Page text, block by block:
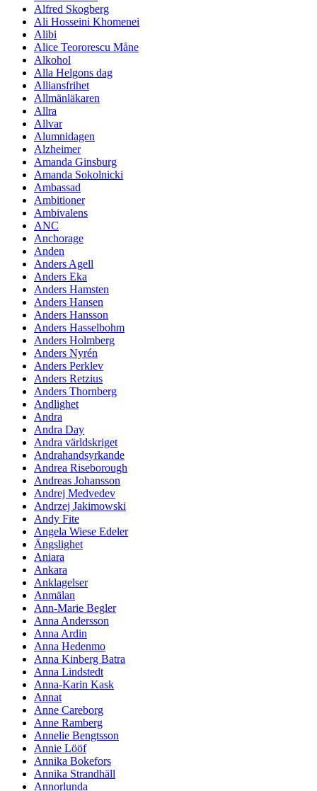
Alfred Skogberg
Ali Hosseini Khomenei
Alibi
Alice Teororescu Måne
Alkohol
Alla Helgons dag
Alliansfrihet
Allmänläkaren
Allra
Allvar
Alumnidagen
Alzheimer
Amanda Ginsburg
Amanda Sokolnicki
Ambassad
Ambitioner
Ambivalens
ANC
Anchorage
Anden
Anders Agell
Anders Eka
Anders Hamsten
Anders Hansen
Anders Hansson
Anders Hasselbohm
Anders Holmberg
Anders Nyrén
Anders Perklev
Anders Retzius
Anders Thornberg
Andlighet
Andra
Andra Day
Andra världskriget
Andrahandsyrkande
Andrea Riseborough
Andreas Johansson
Andrej Medvedev
Andrzej Jakimowski
Andy Fite
Angela Wiese Edeler
Ängslighet
Aniara
Ankara
Anklagelser
Anmälan
Ann-Marie Begler
Anna Andersson
Anna Ardin
Anna Hedenmo
Anna Kinberg Batra
Anna Lindstedt
Anna-Karin Kask
Annat
Anne Careborg
Anne Ramberg
Annelie Bengtsson
Annie Lööf
Annika Bokefors
Annika Strandhäll
Annorlunda